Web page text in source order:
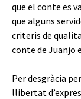
que el conte es
que alguns
criteris de
conte de Juanjo
Per desgràcia
llibertat